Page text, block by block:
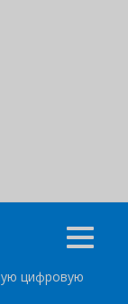
цифровую